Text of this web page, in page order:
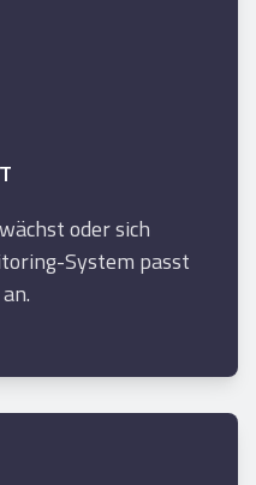
oder sich
System passt